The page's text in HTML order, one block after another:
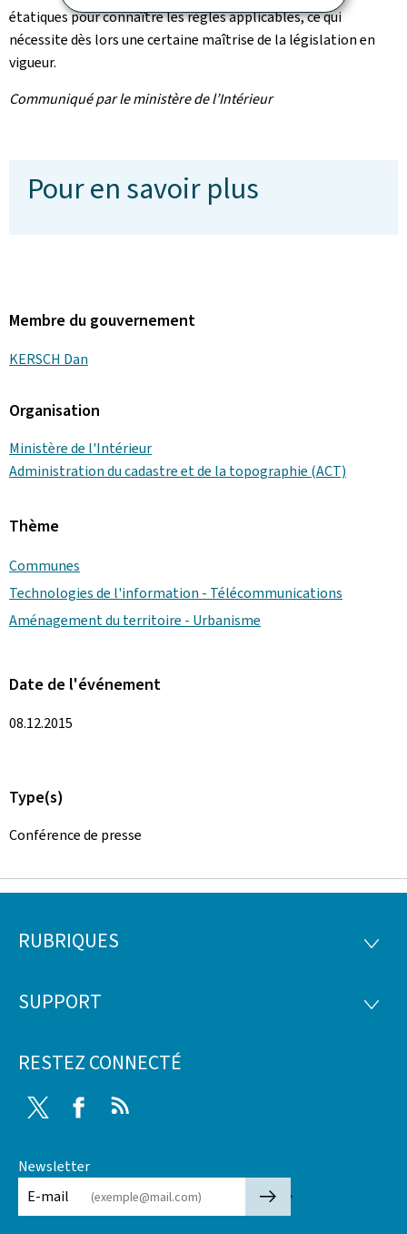
étatiques pour connaître les règles applicables, ce qui
nécessite dès lors une certaine maîtrise de la législation en
vigueur.
Communiqué par le ministère de l’Intérieur
Pour en savoir plus
Membre du gouvernement
KERSCH Dan
Organisation
Ministère de l'Intérieur
Administration du cadastre et de la topographie (ACT)
Thème
Communes
Technologies de l'information - Télécommunications
Aménagement du territoire - Urbanisme
Date de l'événement
08.12.2015
Type(s)
Conférence de presse
Pied
page
RUBRIQUES
SUPPORT
RESTEZ CONNECTÉ
Twitter Facebook
Newsletter
E-mail
🡒